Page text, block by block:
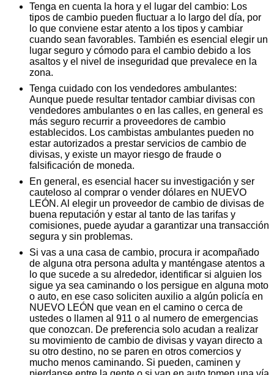
Tenga en cuenta la hora y el lugar del cambio: Los
tipos de cambio pueden fluctuar a lo largo del día, por
lo que conviene estar atento a los tipos y cambiar
cuando sean favorables. También es esencial elegir un
lugar seguro y cómodo para el cambio debido a los
asaltos y el nivel de inseguridad que prevalece en la
zona.
Tenga cuidado con los vendedores ambulantes:
Aunque puede resultar tentador cambiar divisas con
vendedores ambulantes o en las calles, en general es
más seguro recurrir a proveedores de cambio
establecidos. Los cambistas ambulantes pueden no
estar autorizados a prestar servicios de cambio de
divisas, y existe un mayor riesgo de fraude o
falsificación de moneda.
En general, es esencial hacer su investigación y ser
cauteloso al comprar o vender dólares en NUEVO
LEÓN. Al elegir un proveedor de cambio de divisas de
buena reputación y estar al tanto de las tarifas y
comisiones, puede ayudar a garantizar una transacción
segura y sin problemas.
Si vas a una casa de cambio, procura ir acompañado
de alguna otra persona adulta y manténgase atentos a
lo que sucede a su alrededor, identificar si alguien los
sigue ya sea caminando o los persigue en alguna moto
o auto, en ese caso soliciten auxilio a algún policía en
NUEVO LEÓN que vean en el camino o cerca de
ustedes o llamen al 911 o al numero de emergencias
que conozcan. De preferencia solo acudan a realizar
su movimiento de cambio de divisas y vayan directo a
su otro destino, no se paren en otros comercios y
mucho menos caminando. Si pueden, caminen y